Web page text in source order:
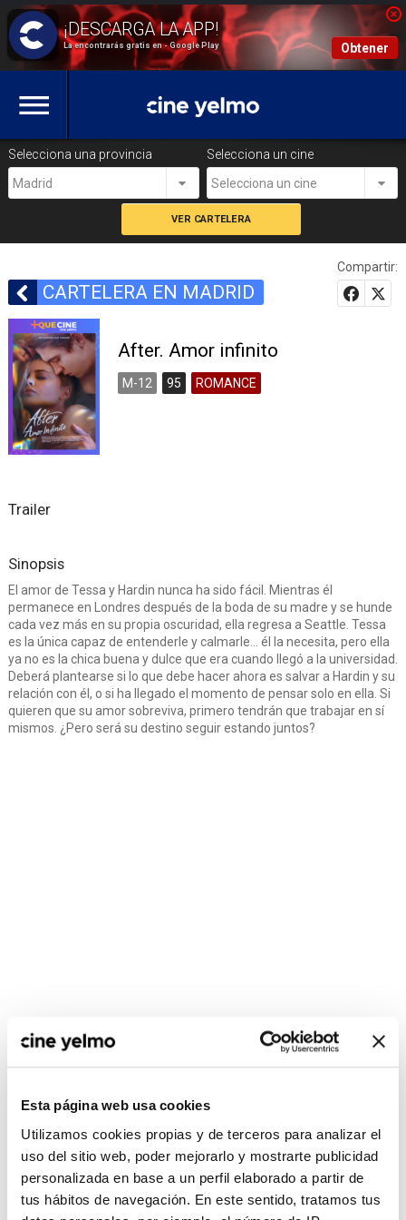
La encontrarás gratis en - Google Play Obtener
Esta página web usa cookies
Utilizamos cookies propias y de terceros para analizar el
uso del sitio web, poder mejorarlo y mostrarte publicidad
personalizada en base a un perfil elaborado a partir de
tus hábitos de navegación. En este sentido, tratamos tus
Selecciona una provincia
Madrid
Selecciona un cine
Selecciona un cine
CARTELERA EN MADRID
Compartir:
After. Amor infinito
M-12 95 ROMANCE
Trailer
Sinopsis
El amor de Tessa y Hardin nunca ha sido fácil. Mientras él
permanece en Londres después de la boda de su madre y se hunde
cada vez más en su propia oscuridad, ella regresa a Seattle. Tessa
es la única capaz de entenderle y calmarle... él la necesita, pero ella
ya no es la chica buena y dulce que era cuando llegó a la universidad.
Deberá plantearse si lo que debe hacer ahora es salvar a Hardin y su
relación con él, o si ha llegado el momento de pensar solo en ella. Si
quieren que su amor sobreviva, primero tendrán que trabajar en sí
mismos. ¿Pero será su destino seguir estando juntos?
CONSULTA MÁS HORARIOS
:(
No hay películas con el
criterio de búsqueda